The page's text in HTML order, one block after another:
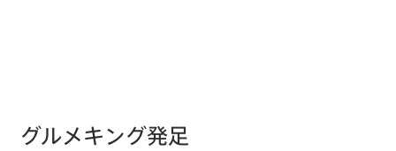
グルメキング発足